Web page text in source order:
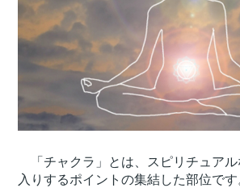
「チャクラ」とは、スピリチュアル
入りするポイントの集結した部位です